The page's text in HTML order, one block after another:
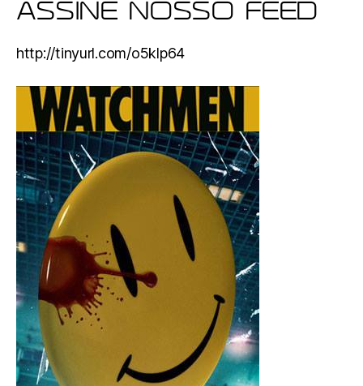
ASSINE NOSSO FEED
http://tinyurl.com/o5klp64